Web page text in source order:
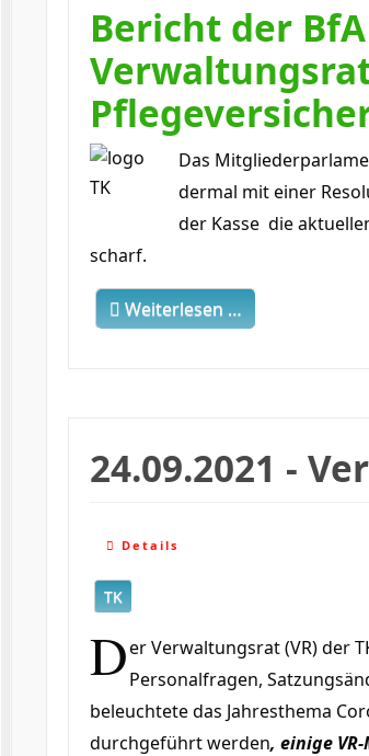
Bericht der
Das
der­mal mit einer
der Kasse die
scharf.
Weiterlesen …
24.09.2021 -
Details
TK
Der Verwaltungsrat (VR) der
Personalfragen,
beleuchtete das Jahresthema
durchgeführt werden, einige